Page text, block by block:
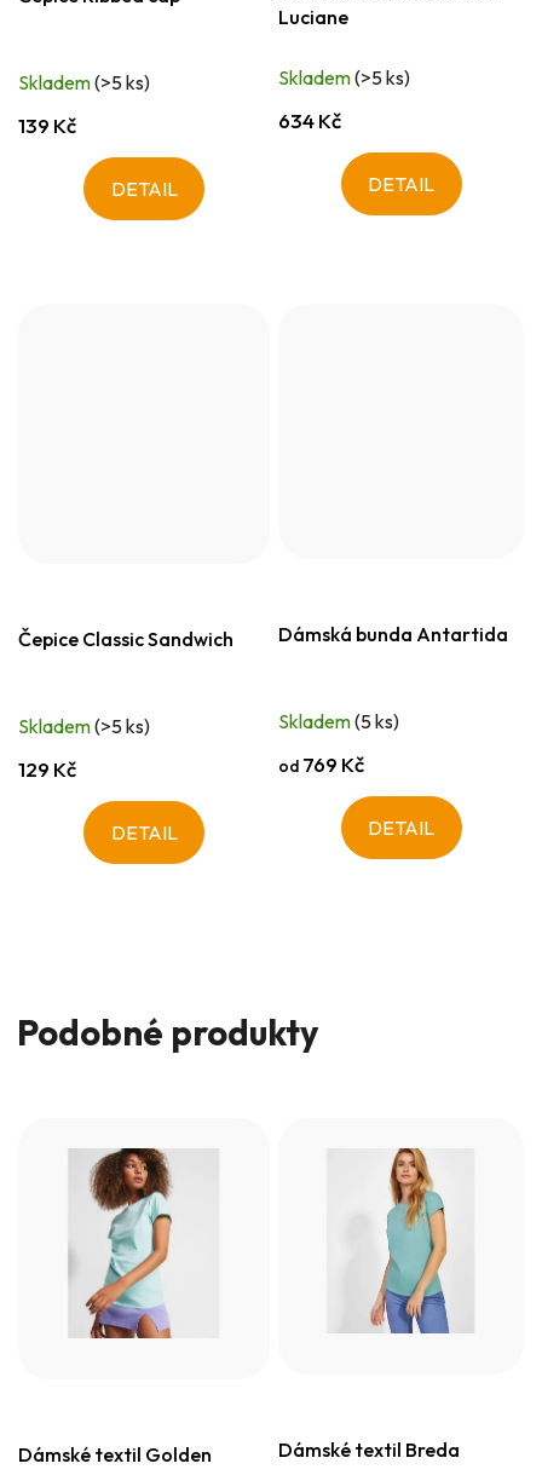
Skladem(>5 ks)
139 Kč
DETAIL
Luciane
Skladem(>5 ks)
634 Kč
DETAIL
Čepice Classic Sandwich
Skladem(>5 ks)
129 Kč
DETAIL
Dámská bunda Antartida
Skladem(5 ks)
od 769 Kč
DETAIL
Podobné produkty
Dámské textil Golden Dámské textil Breda